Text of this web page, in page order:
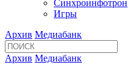
Синхроинфотрон
Игры
Архив Медиабанк
Архив Медиабанк